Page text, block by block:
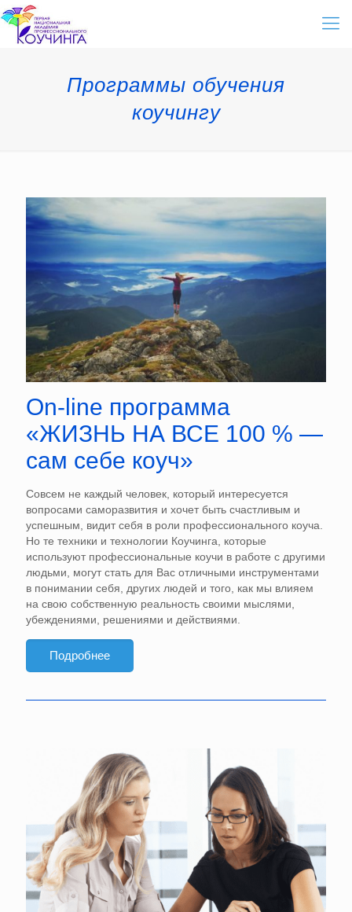
Программы обучения
коучингу
On-line программа
«ЖИЗНЬ НА ВСЕ 100 % —
сам себе коуч»
Совсем не каждый человек, который интересуется
вопросами саморазвития и хочет быть счастливым и
успешным, видит себя в роли профессионального коуча.
Но те техники и технологии Коучинга, которые
используют профессиональные коучи в работе с другими
людьми, могут стать для Вас отличными инструментами
в понимании себя, других людей и того, как мы влияем
на свою собственную реальность своими мыслями,
убеждениями, решениями и действиями.
Подробнее